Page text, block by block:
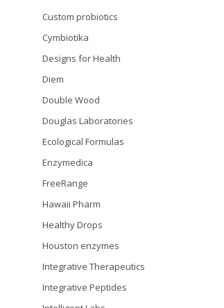
Custom probiotics
Cymbiotika
Designs for Health
Diem
Double Wood
Douglas Laboratories
Ecological Formulas
Enzymedica
FreeRange
Hawaii Pharm
Healthy Drops
Houston enzymes
Integrative Therapeutics
Integrative Peptides